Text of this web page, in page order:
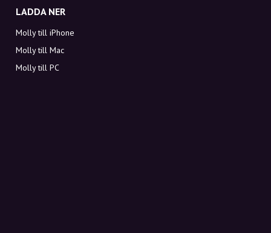
LADDA NER
Molly till iPhone
Molly till Mac
Molly till PC